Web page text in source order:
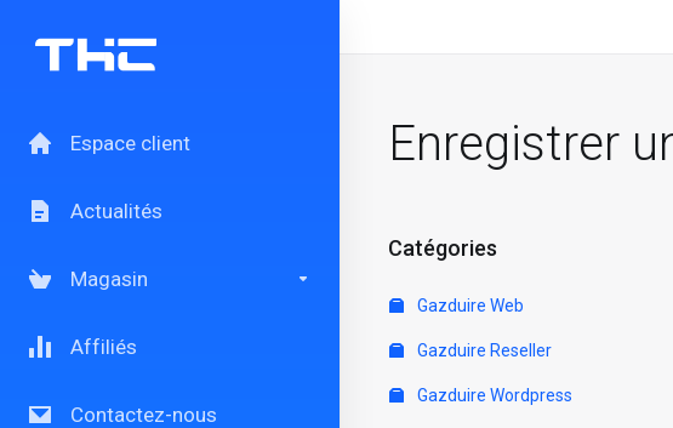
Espace client
Actualités
Magasin
Affiliés
Contactez-nous
Enregistrer
Catégories
Gazduire Web
Gazduire Reseller
Gazduire Wordpress